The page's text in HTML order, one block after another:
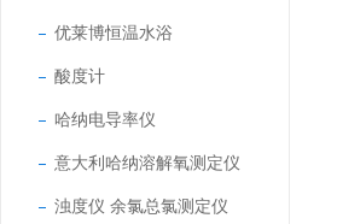
优莱博恒温水浴
酸度计
哈纳电导率仪
意大利哈纳溶解氧测定仪
浊度仪 余氯总氯测定仪